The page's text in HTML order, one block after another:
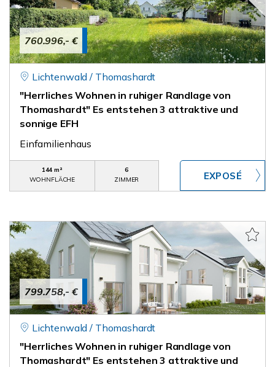
760.996,- €
Lichtenwald / Thomashardt
"Herrliches Wohnen in ruhiger Randlage von
Thomashardt" Es entstehen 3 attraktive und
sonnige EFH
Einfamilienhaus
144 m²
WOHNFLÄCHE
6
ZIMMER
799.758,- €
Lichtenwald / Thomashardt
"Herrliches Wohnen in ruhiger Randlage von
Thomashardt" Es entstehen 3 attraktive und